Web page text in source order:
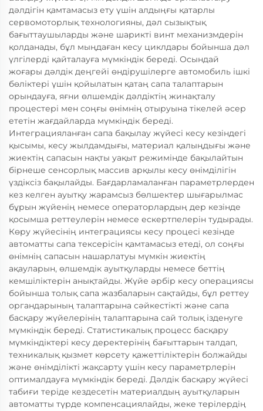
дәлдігін қамтамасыз ету үшін алдыңғы қатарлы
сервомоторлық технологияны, дәл сызықтық
бағыттаушыларды және шарикті винт механизмдерін
қолданады, бұл мыңдаған кесу циклдары бойынша дәл
үлгілерді қайталауға мүмкіндік береді. Осындай
жоғары дәлдік деңгейі өндірушілерге автомобиль ішкі
бөліктері үшін қойылатын қатаң сапа талаптарын
орындауға, яғни өлшемдік дәлдіктің жинақталу
процестері мен соңғы өнімнің отыруына тікелей әсер
ететін жағдайларда мүмкіндік береді.
Интеграцияланған сапа бақылау жүйесі кесу кезіндегі
қысымы, кесу жылдамдығы, материал қалыңдығы және
жиектің сапасын нақты уақыт режимінде бақылайтын
бірнеше сенсорлық массив арқылы кесу өнімділігін
үздіксіз бақылайды. Бағдарламаланған параметрлерден
кез келген ауытқу жарамсыз бөлшектер шығарылмас
бұрын жүйенің немесе операторлардың дер кезінде
қосымша реттеулерін немесе ескертпелерін тудырады.
Көру жүйесінің интеграциясы кесу процесі кезінде
автоматты сапа тексерісін қамтамасыз етеді, ол соңғы
өнімнің сапасын нашарлатуы мүмкін жиектің
ақауларын, өлшемдік ауытқуларды немесе беттің
кемшіліктерін анықтайды. Жүйе әрбір кесу операциясы
бойынша толық сапа жазбаларын сақтайды, бұл реттеу
органдарының талаптарына сәйкестікті және сапа
басқару жүйелерінің талаптарына сай толық ізденуге
мүмкіндік береді. Статистикалық процесс басқару
мүмкіндіктері кесу деректерінің бағыттарын талдап,
техникалық қызмет көрсету қажеттіліктерін болжайды
және өнімділікті жақсарту үшін кесу параметрлерін
оптималдауға мүмкіндік береді. Дәлдік басқару жүйесі
табиғи теріде кездесетін материалдың ауытқуларын
автоматты түрде компенсациялайды, жеке терілердің